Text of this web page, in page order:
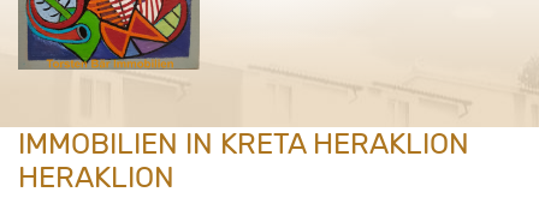
IMMOBILIEN IN KRETA HERAKLION
HERAKLION